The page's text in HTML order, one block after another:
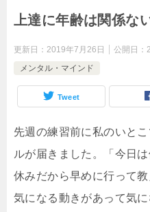
上達に年齢は関係な
更新日： 2019年7月26日 公開日：
メンタル・マインド
Tweet
先週の練習前に私のいと
ルが届きました。「今日
休みだから早めに行って
気になる動きがあって気